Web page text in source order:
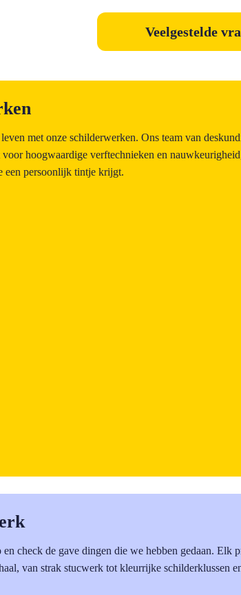
Veelgestelde
met onze schilderwerken. Ons team van
voor hoogwaardige verftechnieken en
een persoonlijk tintje krijgt.
check de gave dingen die we hebben gedaan. Elk
van strak stucwerk tot kleurrijke schilderklussen